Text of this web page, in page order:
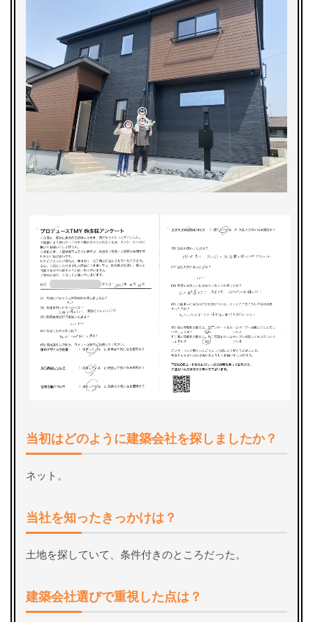
当初はどのように建築会社を探しましたか？
ネット。
当社を知ったきっかけは？
土地を探していて、条件付きのところだった。
建築会社選びで重視した点は？